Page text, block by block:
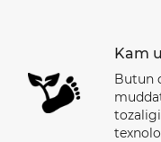
Kam
Butun